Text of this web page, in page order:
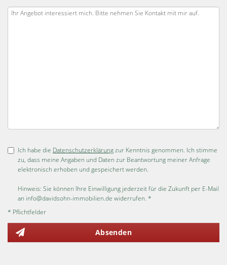
Ich habe die Datenschutzerklärungzur Kenntnis genommen. Ich stimme
zu, dass meine Angaben und Daten zur Beantwortung meiner Anfrage
elektronisch erhoben und gespeichert werden.
Hinweis: Sie können Ihre Einwilligung jederzeit für die Zukunft per E-Mail
an info@davidsohn-immobilien.de widerrufen. *
* Pflichtfelder
Absenden